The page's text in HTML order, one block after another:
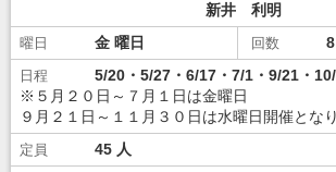
新井 利明
金
8
5/20・5/27・6/17・7/1・9/21・
※５月２０日～７月１日は金曜日
９月２１日～１１月３０日は水曜日開催とな
45